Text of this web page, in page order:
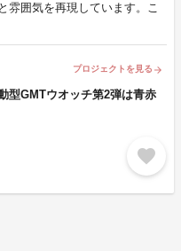
雰囲気を再現しています。こ
プロジェクトを見る arrow_forward
型GMTウオッチ第2弾は青赤
favorite